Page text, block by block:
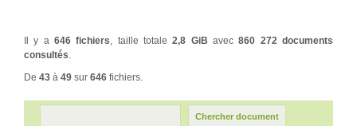
Il y a 646 fichiers, taille totale2,8 GiB avec860 272 documents
consultés.
De 43 à 49 sur 646 fichiers.